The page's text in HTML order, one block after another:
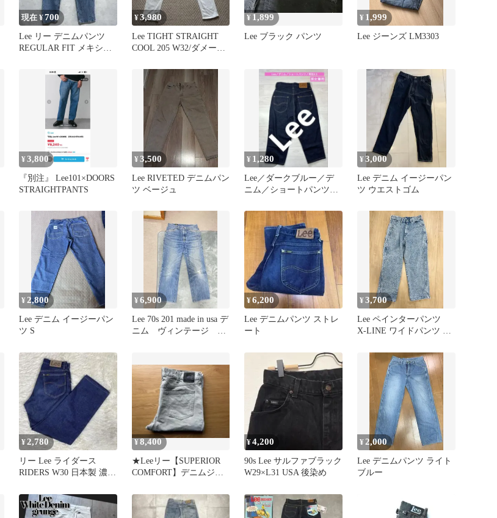
現在 ¥700
Lee リー デニムパンツ
REGULAR FIT メキシコ
¥3,980
Lee TIGHT STRAIGHT
COOL 205 W32/ダメージ
¥ 1,899
Lee ブラック パンツ
¥ 1,999
Lee ジーンズ LM3303
¥3,800
『別注』 Lee101×DOORS
STRAIGHTPANTS
¥3,500
Lee RIVETED デニムパン
ツ ベージュ
¥ 1,280
Lee／ダークブルー／デ
ニム／ショートパンツ／
¥3,000
Lee デニム イージーパン
ツ ウエストゴム
¥2,800
Lee デニム イージーパン
ツ S
¥6,900
Lee 70s 201 made in usa デ
ニム ヴィンテージ
¥6,200
Lee デニムパンツ ストレ
ート
¥3,700
Lee ペインターパンツ
X-LINE ワイドパンツ ブ
¥2,780
リー Lee ライダース
RIDERS W30 日本製 濃紺
¥8,400
★Leeリー【SUPERIOR
COMFORT】デニムジー
¥4,200
90s Lee サルファブラック
W29×L31 USA 後染め
¥2,000
Lee デニムパンツ ライト
ブルー